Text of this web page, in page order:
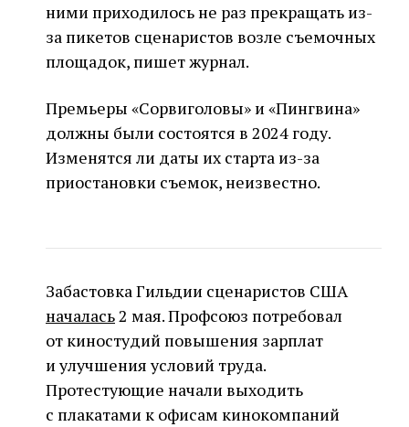
ними приходилось не раз прекращать из-
за пикетов сценаристов возле съемочных
площадок, пишет журнал.
Премьеры «Сорвиголовы» и «Пингвина»
должны были состоятся в 2024 году.
Изменятся ли даты их старта из-за
приостановки съемок, неизвестно.
Забастовка Гильдии сценаристов США
началась2 мая. Профсоюз потребовал
от киностудий повышения зарплат
и улучшения условий труда.
Протестующие начали выходить
с плакатами к офисам кинокомпаний